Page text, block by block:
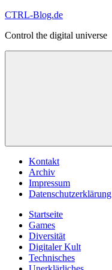
Zum
springen
CTRL-Blog.de
Control the digital universe
Kontakt
Archiv
Impressum
Datenschutzerklärung
Startseite
Games
Diversität
Digitaler Kult
Technisches